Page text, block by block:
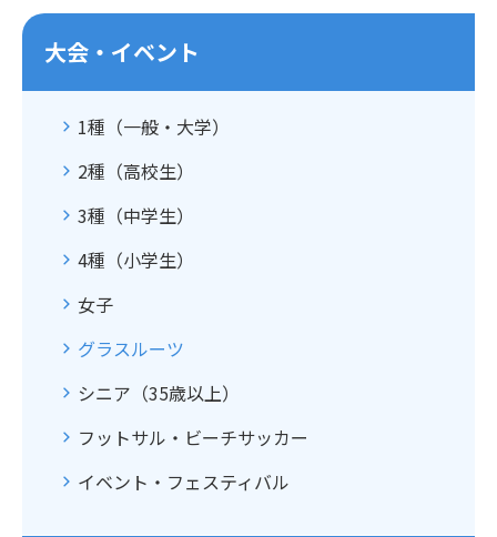
大会・イベント
1種（一般・大学）
2種（高校生）
3種（中学生）
4種（小学生）
女子
グラスルーツ
シニア（35歳以上）
フットサル・ビーチサッカー
イベント・フェスティバル